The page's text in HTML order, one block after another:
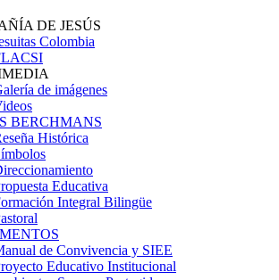
DE JESÚS
Colombia
de imágenes
BERCHMANS
Histórica
Educativa
Integral Bilingüe
de Convivencia y SIEE
Educativo Institucional